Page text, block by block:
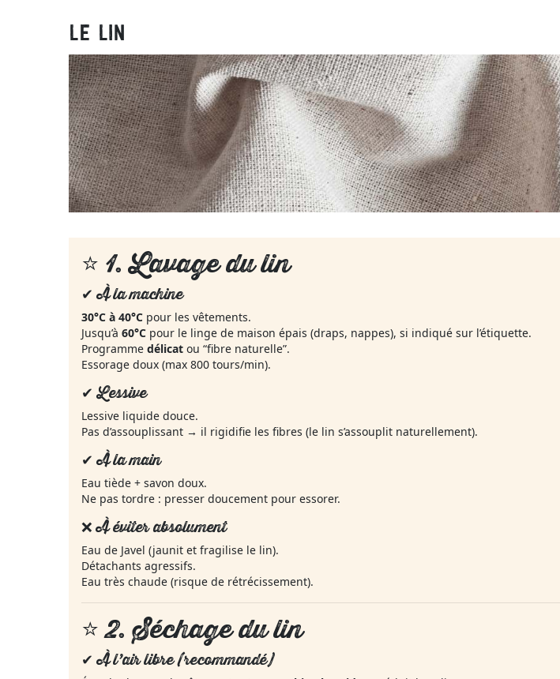
LE LIN
⭐ 1.Lavage du lin
✔ À la machine
30°C à 40°C pour les vêtements.
Jusqu’à 60°C pour le linge de maison épais (draps, nappes), si indiqué sur l’étiquette.
Programme délicat ou “fibre naturelle”.
Essorage doux (max 800 tours/min).
✔ Lessive
Lessive liquide douce.
Pas d’assouplissant → il rigidifie les fibres (le lin s’assouplit naturellement).
✔ À la main
Eau tiède + savon doux.
Ne pas tordre : presser doucement pour essorer.
❌ À éviter absolument
Eau de Javel (jaunit et fragilise le lin).
Détachants agressifs.
Eau très chaude (risque de rétrécissement).
⭐ 2.Séchage du lin
✔ À l’air libre (recommandé)